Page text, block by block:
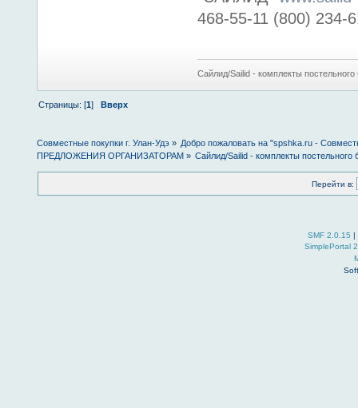
468-55-11 (800) 234-
Сайлид/Sailid - комплекты
Страницы: [1] Вверх
Совместные покупки г. Улан-Удэ » Добро пожаловать на "spshka.ru -
ПРЕДЛОЖЕНИЯ ОРГАНИЗАТОРАМ » Сайлид/Sailid - комплекты постельного
Перейти в:
SMF 2.0.15 |
SimplePortal